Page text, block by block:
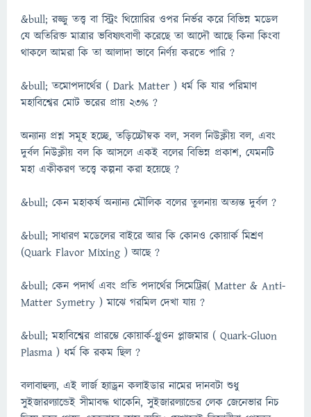
&bull; রজ্জু তত্ত্ব বা স্ট্রিং থিয়োরির ওপর নির্ভর করে বিভিন্ন মডেল
যে অতিরিক্ত মাত্রার ভবিষ্যৎবাণী করেছে তা আদৌ আছে কিনা কিংবা
থাকলে আমরা কি তা আলাদা ভাবে নির্ণয় করতে পারি ?
&bull; তমোপদার্থের ( Dark Matter ) ধর্ম কি যার পরিমাণ
মহাবিশ্বের মোট ভরের প্রায় ২৩% ?
অন্যান্য প্রশ্ন সমূহ হচ্ছে, তড়িচ্চৌম্বক বল, সবল নিউক্লীয় বল, এবং
দুর্বল নিউক্লীয় বল কি আসলে একই বলের বিভিন্ন প্রকাশ, যেমনটি
মহা একীকরণ তত্ত্বে কল্পনা করা হয়েছে ?
&bull; কেন মহাকর্ষ অন্যান্য মৌলিক বলের তুলনায় অত্যন্ত দুর্বল ?
&bull; সাধারণ মডেলের বাইরে আর কি কোনও কোয়ার্ক মিশ্রণ
(Quark Flavor Mixing ) আছে ?
&bull; কেন পদার্থ এবং প্রতি পদার্থের সিমেট্রির( Matter & Anti-
Matter Symetry ) মাঝে গরমিল দেখা যায় ?
&bull; মহাবিশ্বের প্রারম্ভে কোয়ার্ক-গ্লুওন প্লাজমার ( Quark-Gluon
Plasma ) ধর্ম কি রকম ছিল ?
বলাবাহুল্য, এই লার্জ হ্যাড্রন কলাইডার নামের দানবটা শুধু
সুইজারল্যান্ডেই সীমাবদ্ধ থাকেনি, সুইজারল্যান্ডের লেক জেনেভার নিচ